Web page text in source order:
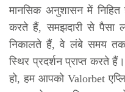
मानसिक अनुशासन में
करते हैं, समझदारी से पैसा
निकालते हैं, वे लंबे समय
स्थिर प्रदर्शन प्राप्त करते
हो, हम आपको Valorbet